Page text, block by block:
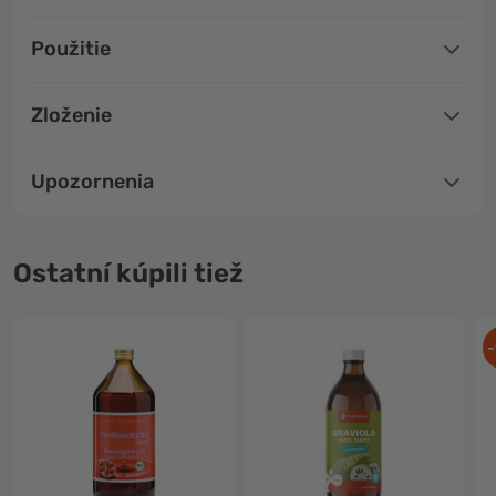
Použitie
Zloženie
Upozornenia
Ostatní kúpili tiež